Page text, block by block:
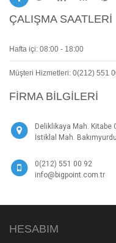
ÇALIŞMA SAATLERI
Hafta içi: 08:00 - 18:00
Müşteri Hizmetleri: 0(212) 551
FIRMA BILGILERI
Deliklikaya Mah. Kitabe
İstiklal Mah.
0(212) 551 00 92
info@bigpoint.com.tr
HESABIM